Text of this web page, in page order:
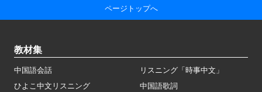
ページトップへ
教材集
中国語会話
リスニング「時事中文」
ひよこ中文リスニング
中国語歌詞